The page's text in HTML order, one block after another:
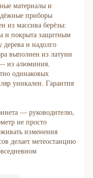
материалы и
приборы
из массива берёзы:
и покрыта защитным
дерева и надолго
выполнен из латуни
из алюминия.
одинаковых
уникален. Гарантия
— руководителю,
не просто
изменения
делает метеостанцию